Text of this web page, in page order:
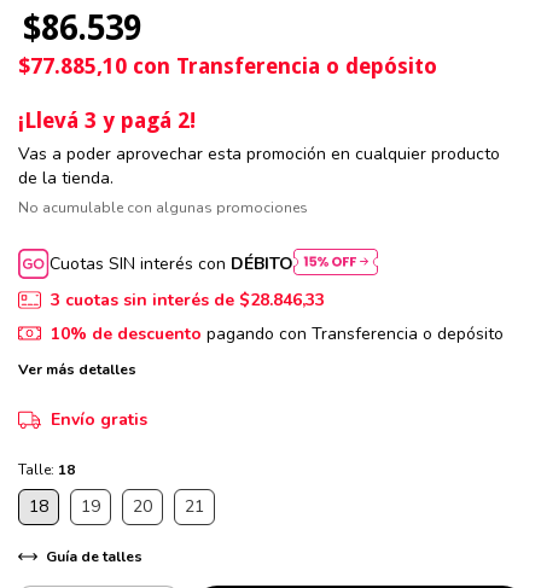
$86.539
$77.885,10 con Transferencia o depósito
¡Llevá 3 y pagá 2!
Vas a poder aprovechar esta promoción en cualquier producto
de la tienda.
No acumulable con algunas promociones
Cuotas SIN interés con DÉBITO
3 cuotas sin interés de $28.846,33
10% de descuento pagando con Transferencia o depósito
Ver más detalles
Envío gratis
Talle: 18
18 19 20 21
Guía de talles